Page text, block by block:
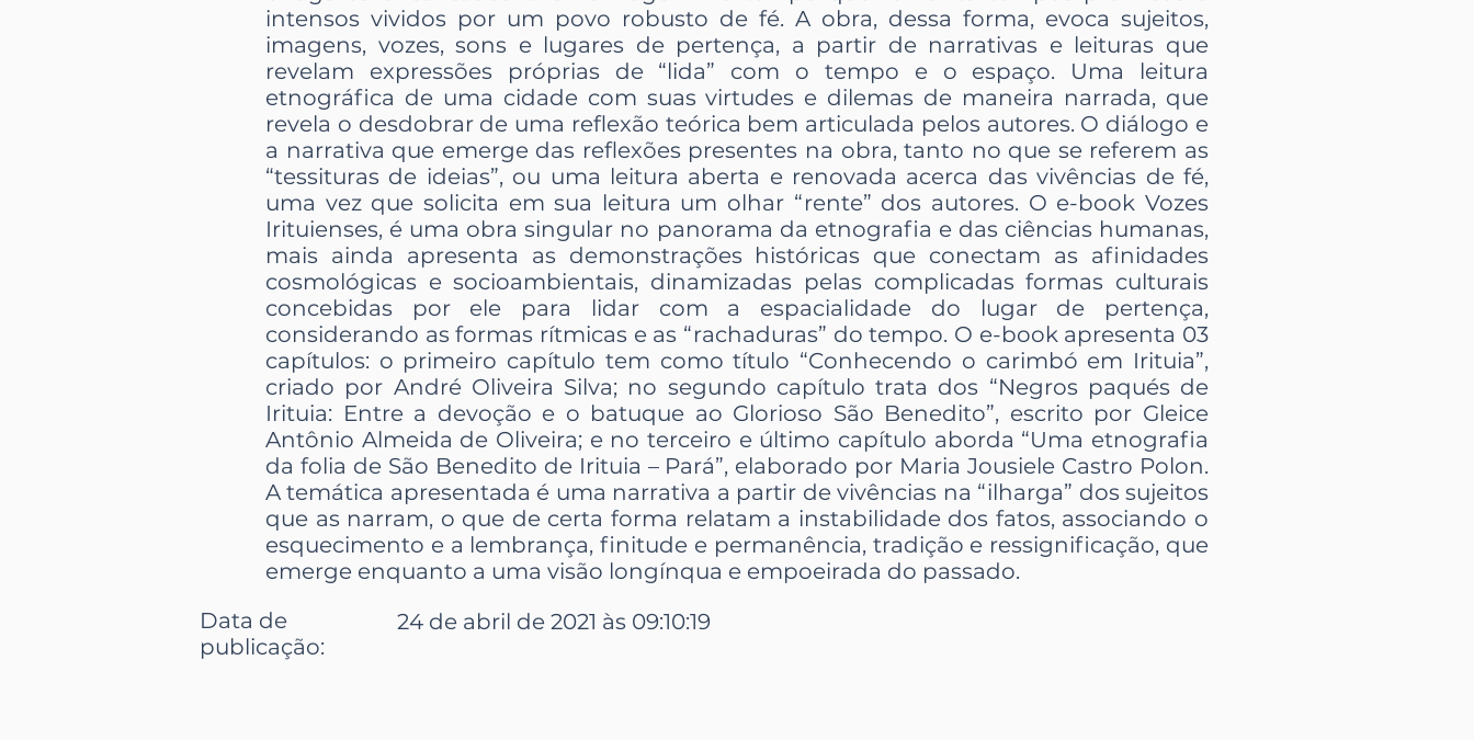
intensos vividos por um povo robusto de fé. A obra, dessa forma, evoca sujeitos,
imagens, vozes, sons e lugares de pertença, a partir de narrativas e leituras que
revelam expressões próprias de “lida” com o tempo e o espaço. Uma leitura
etnográfica de uma cidade com suas virtudes e dilemas de maneira narrada, que
revela o desdobrar de uma reflexão teórica bem articulada pelos autores. O diálogo e
a narrativa que emerge das reflexões presentes na obra, tanto no que se referem as
“tessituras de ideias”, ou uma leitura aberta e renovada acerca das vivências de fé,
uma vez que solicita em sua leitura um olhar “rente” dos autores. O e-book Vozes
Irituienses, é uma obra singular no panorama da etnografia e das ciências humanas,
mais ainda apresenta as demonstrações históricas que conectam as afinidades
cosmológicas e socioambientais, dinamizadas pelas complicadas formas culturais
concebidas por ele para lidar com a espacialidade do lugar de pertença,
considerando as formas rítmicas e as “rachaduras” do tempo. O e-book apresenta 03
capítulos: o primeiro capítulo tem como título “Conhecendo o carimbó em Irituia”,
criado por André Oliveira Silva; no segundo capítulo trata dos “Negros paqués de
Irituia: Entre a devoção e o batuque ao Glorioso São Benedito”, escrito por Gleice
Antônio Almeida de Oliveira; e no terceiro e último capítulo aborda “Uma etnografia
da folia de São Benedito de Irituia – Pará”, elaborado por Maria Jousiele Castro Polon.
A temática apresentada é uma narrativa a partir de vivências na “ilharga” dos sujeitos
que as narram, o que de certa forma relatam a instabilidade dos fatos, associando o
esquecimento e a lembrança, finitude e permanência, tradição e ressignificação, que
emerge enquanto a uma visão longínqua e empoeirada do passado.
Data de
publicação:
24 de abril de 2021 às 09:10:19